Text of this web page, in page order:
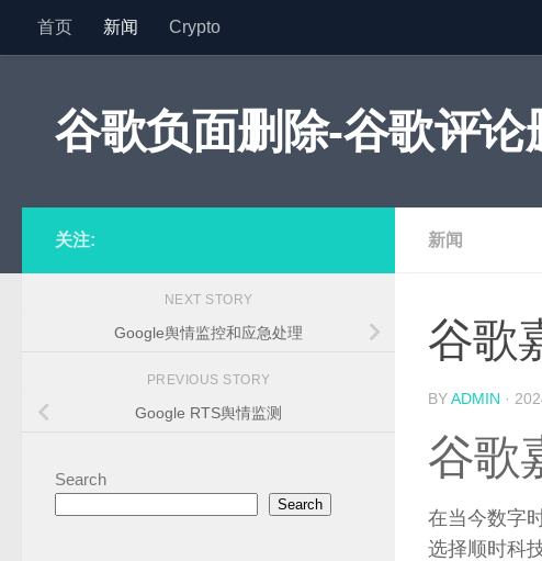
Skip to content
首页 新闻 Crypto
谷歌负面删除-谷歌评
新闻
谷歌
BYADMIN ·
谷歌
在当今数字
选择顺时科
关注:
NEXT STORY
Google舆情监控和应急处理
PREVIOUS STORY
Google RTS舆情监测
Search
Search